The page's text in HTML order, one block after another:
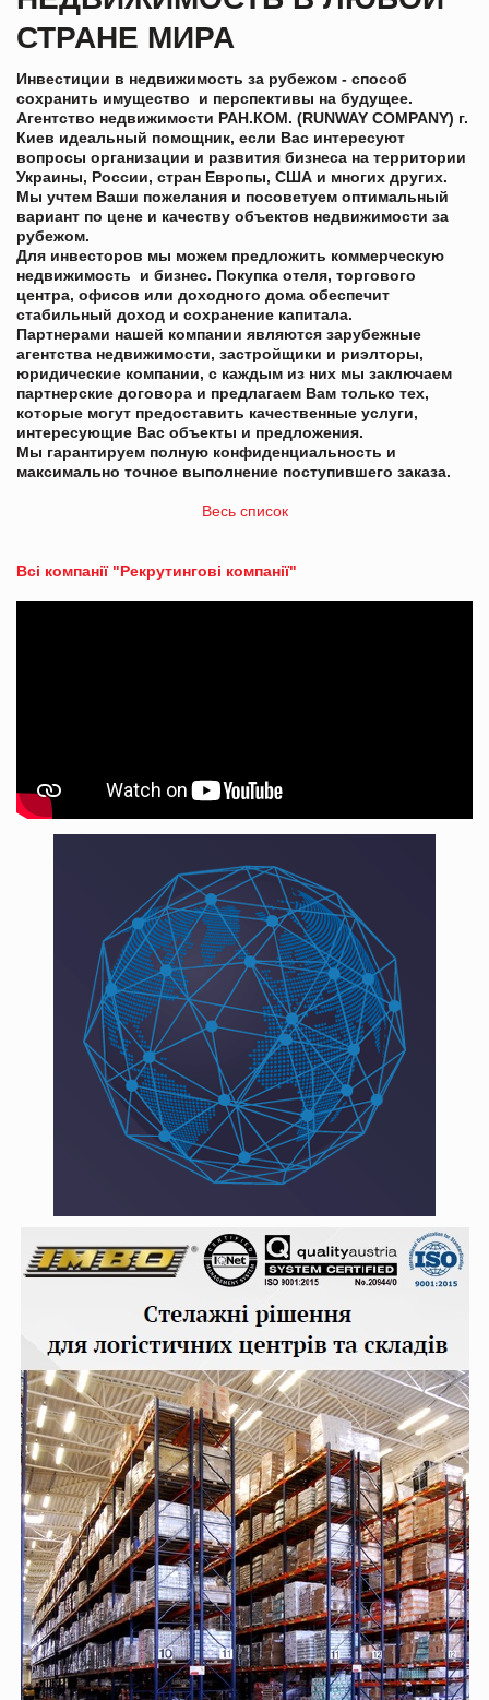
СТРАНЕ МИРА
Инвестиции в недвижимость за рубежом - способ
сохранить имущество и перспективы на будущее.
Агентство недвижимости РАН.КОМ. (RUNWAY COMPANY) г.
Киев идеальный помощник, если Вас интересуют
вопросы организации и развития бизнеса на территории
Украины, России, стран Европы, США и многих других.
Мы учтем Ваши пожелания и посоветуем оптимальный
вариант по цене и качеству объектов недвижимости за
рубежом.
Для инвесторов мы можем предложить коммерческую
недвижимость и бизнес. Покупка отеля, торгового
центра, офисов или доходного дома обеспечит
стабильный доход и сохранение капитала.
Партнерами нашей компании являются зарубежные
агентства недвижимости, застройщики и риэлторы,
юридические компании, с каждым из них мы заключаем
партнерские договора и предлагаем Вам только тех,
которые могут предоставить качественные услуги,
интересующие Вас объекты и предложения.
Мы гарантируем полную конфиденциальность и
максимально точное выполнение поступившего заказа.
Весь список
Всі компанії "Рекрутингові компанії"